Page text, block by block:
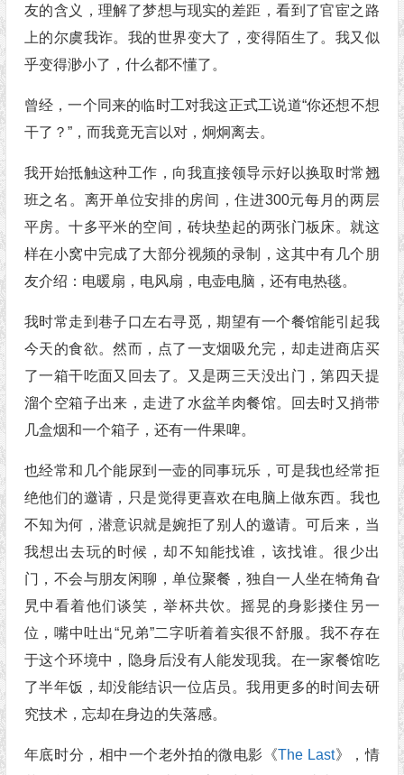
友的含义，理解了梦想与现实的差距，看到了官宦之路
上的尔虞我诈。我的世界变大了，变得陌生了。我又似
乎变得渺小了，什么都不懂了。
曾经，一个同来的临时工对我这正式工说道“你还想不想
干了？”，而我竟无言以对，炯炯离去。
我开始抵触这种工作，向我直接领导示好以换取时常翘
班之名。离开单位安排的房间，住进300元每月的两层
平房。十多平米的空间，砖块垫起的两张门板床。就这
样在小窝中完成了大部分视频的录制，这其中有几个朋
友介绍：电暖扇，电风扇，电壶电脑，还有电热毯。
我时常走到巷子口左右寻觅，期望有一个餐馆能引起我
今天的食欲。然而，点了一支烟吸允完，却走进商店买
了一箱干吃面又回去了。又是两三天没出门，第四天提
溜个空箱子出来，走进了水盆羊肉餐馆。回去时又捎带
几盒烟和一个箱子，还有一件果啤。
也经常和几个能尿到一壶的同事玩乐，可是我也经常拒
绝他们的邀请，只是觉得更喜欢在电脑上做东西。我也
不知为何，潜意识就是婉拒了别人的邀请。可后来，当
我想出去玩的时候，却不知能找谁，该找谁。很少出
门，不会与朋友闲聊，单位聚餐，独自一人坐在犄角旮
旯中看着他们谈笑，举杯共饮。摇晃的身影搂住另一
位，嘴中吐出“兄弟”二字听着着实很不舒服。我不存在
于这个环境中，隐身后没有人能发现我。在一家餐馆吃
了半年饭，却没能结识一位店员。我用更多的时间去研
究技术，忘却在身边的失落感。
年底时分，相中一个老外拍的微电影《The Last》，情